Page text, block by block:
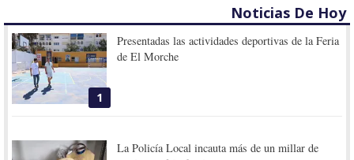
Noticias De Hoy
1
Presentadas las actividades deportivas de la Feria
de El Morche
La Policía Local incauta más de un millar de